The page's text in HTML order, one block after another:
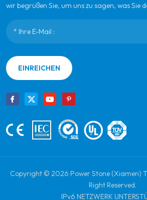
wir begrüßen Sie, um uns zu sagen, was Sie
EINREICHEN
Copyright © 2026 Power Stone (Xiamen)
Right Reserved.
IPv6 NETZWERK